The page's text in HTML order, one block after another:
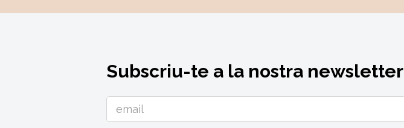
Subscriu-te a la nostra newsletter